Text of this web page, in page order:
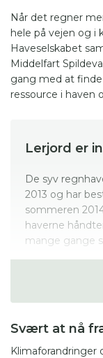
Når det regner
hele på vejen og i
Haveselskabet
Middelfart
gang med at
ressource i haven
Lerjord er
De syv
2013 og har
sommeren
haverne
mange gange
nødvendigvis
Svært at nå